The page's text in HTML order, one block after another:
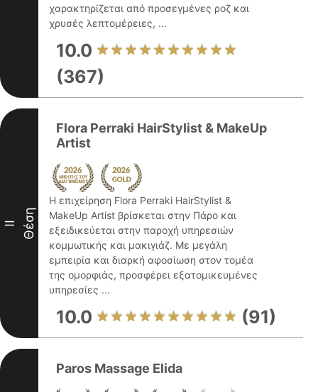
χαρακτηρίζεται από προσεγμένες ροζ και
χρυσές λεπτομέρειες, ...
10.0
(367)
II Θέση
Flora Perraki HairStylist & MakeUp
Artist
Η επιχείρηση Flora Perraki HairStylist &
MakeUp Artist βρίσκεται στην Πάρο και
εξειδικεύεται στην παροχή υπηρεσιών
κομμωτικής και μακιγιάζ. Με μεγάλη
εμπειρία και διαρκή αφοσίωση στον τομέα
της ομορφιάς, προσφέρει εξατομικευμένες
υπηρεσίες ...
10.0 (91)
Paros Massage Elida